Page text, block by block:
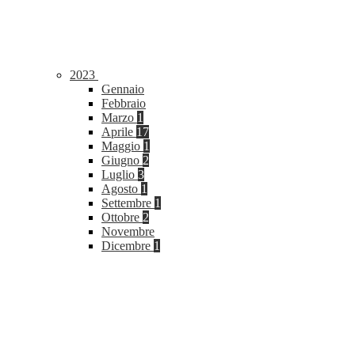
2023
Gennaio
Febbraio
Marzo 1
Aprile 17
Maggio 1
Giugno 2
Luglio 3
Agosto 1
Settembre 1
Ottobre 2
Novembre
Dicembre 1